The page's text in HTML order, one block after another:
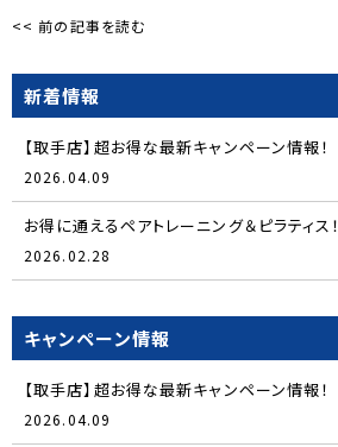
<< 前の記事を読む
新着情報
【取手店】超お得な最新キャンペーン情報！
2026.04.09
お得に通えるペアトレーニング＆ピラティス！
2026.02.28
キャンペーン情報
【取手店】超お得な最新キャンペーン情報！
2026.04.09